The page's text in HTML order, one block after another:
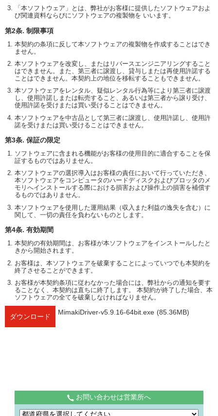
「本ソフトウェア」とは、弊社がお客様に提供したソフトウェアおよ
び関連資料ならびにソフトウェアの複製物を いいます。
第2条. 制限事項
本契約の条項に反して本ソフトウェアの複製物を作成することはでき
ません。
本ソフトウェアを改変し、またはリバースエンジニアリングすること
はできません。また、第三者に譲渡し、貸与しまたは再使用許諾する
ことはできません。本契約上の地位を移転することもできません。
本ソフトウェアをレンタル、疑似レンタル行為等により第三者に譲渡
し、使用許諾しまたは転売すること、あるいは第三者から譲り受け、
使用許諾を受けまたは買い受けることはできません。
本ソフトウェアを中古品として第三者に譲渡し、使用許諾し、使用許
諾を受けまたは買い受けることはできません。
第3条. 保証の限定
ソフトウェアに含まれる機能がお客様の使用目的に適合することを保
証するものではありません。
本ソフトウェアの選択導入はお客様の責任において行っていただき、
本ソフトウェアをコンピュータのハードディスクおよびプロッタのメ
モリへインストールする際における損害および操作上の損害を補償す
るものではありません。
本ソフトウェアを使用した運用結果（収入また利益の逸失を含む）に
関して、一切の責任を負わないものとします。
第4条. 有効期間
本契約の有効期間は、お客様が本ソフトウェアをインストールしたと
きから開始されます。
お客様は、本ソフトウェアを破棄することによっていつでも本契約を
終了させることができます。
お客様が本契約条項に従わなかった場合には、弊社からの通知を要す
ることなく、本契約は直ちに終了します。 本契約が終了した場合、本
ソフトウェアの全てを破棄しなければなりません。
ダウンロード
MimakiDriver-v5.9.16-64bit.exe (85.36MB)
お問い合わせは営業所へ